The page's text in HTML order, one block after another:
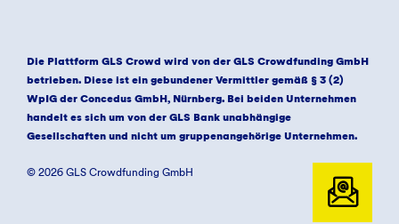
Die Plattform GLS Crowd wird von der GLS Crowdfunding GmbH
betrieben. Diese ist ein gebundener Vermittler gemäß § 3 (2)
WpIG der Concedus GmbH, Nürnberg. Bei beiden Unternehmen
handelt es sich um von der GLS Bank unabhängige
Gesellschaften und nicht um gruppenangehörige Unternehmen.
© 2026 GLS Crowdfunding GmbH